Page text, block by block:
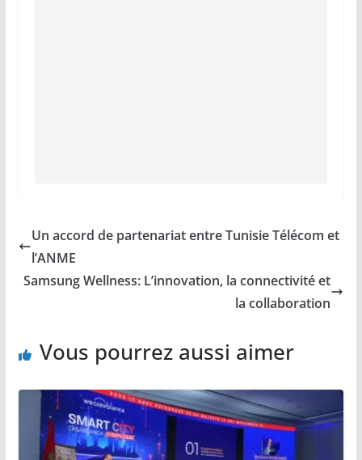
Un accord de partenariat entre Tunisie Télécom et
l’ANME
Samsung Wellness: L’innovation, la connectivité et
la collaboration
Vous pourrez aussi aimer